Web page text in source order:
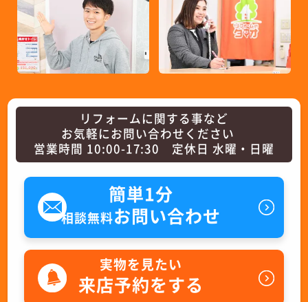
リフォームに関する事など
お気軽にお問い合わせください
営業時間 10:00-17:30 定休日 水曜・日曜
簡単1分
相談無料お問い合わせ
実物を見たい
来店予約をする